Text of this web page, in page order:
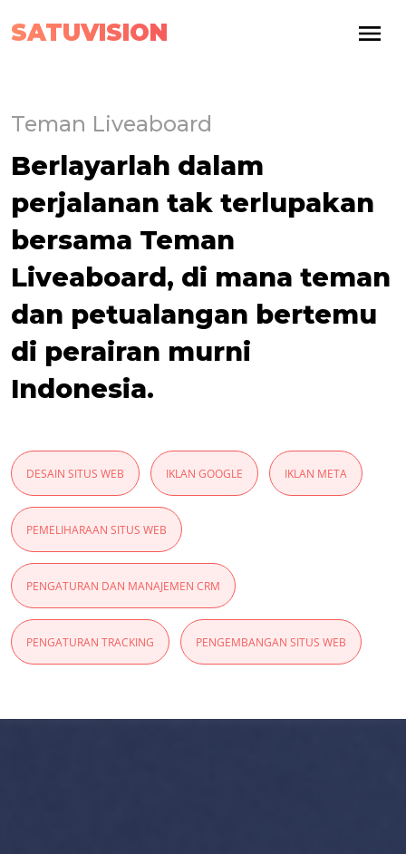
SATUVISION
Teman Liveaboard
Berlayarlah dalam
perjalanan tak terlupakan
bersama Teman
Liveaboard, di mana teman
dan petualangan bertemu
di perairan murni
Indonesia.
DESAIN SITUS WEB IKLAN GOOGLE IKLAN META
PEMELIHARAAN SITUS WEB
PENGATURAN DAN MANAJEMEN CRM
PENGATURAN TRACKING PENGEMBANGAN SITUS WEB